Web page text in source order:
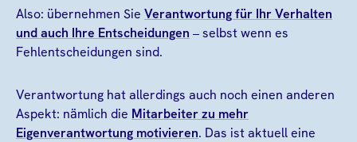
Also: übernehmen Sie Verantwortung für Ihr Verhalten
und auch Ihre Entscheidungen – selbst wenn es
Fehlentscheidungen sind.
Verantwortung hat allerdings auch noch einen anderen
Aspekt: nämlich die Mitarbeiter zu mehr
Eigenverantwortung motivieren. Das ist aktuell eine